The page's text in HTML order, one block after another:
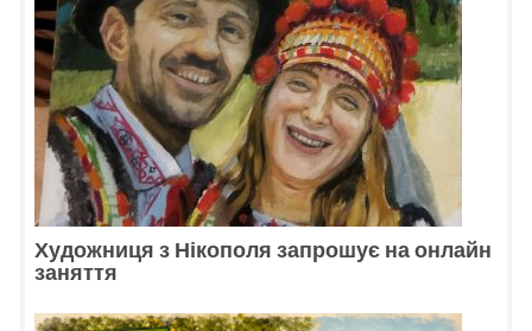
Художниця з Нікополя запрошує на онлайн
заняття